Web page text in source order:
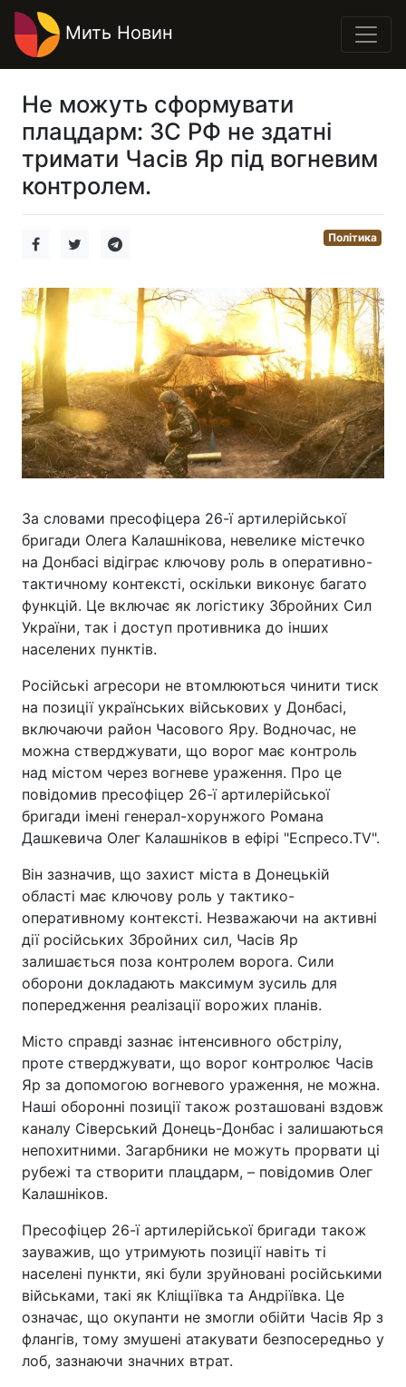
Мить Новин
Не можуть сформувати
плацдарм: ЗС РФ не здатні
тримати Часів Яр під вогневим
контролем.
Політика
За словами пресофіцера 26-ї артилерійської
бригади Олега Калашнікова, невелике містечко
на Донбасі відіграє ключову роль в оперативно-
тактичному контексті, оскільки виконує багато
функцій. Це включає як логістику Збройних Сил
України, так і доступ противника до інших
населених пунктів.
Російські агресори не втомлюються чинити тиск
на позиції українських військових у Донбасі,
включаючи район Часового Яру. Водночас, не
можна стверджувати, що ворог має контроль
над містом через вогневе ураження. Про це
повідомив пресофіцер 26-ї артилерійської
бригади імені генерал-хорунжого Романа
Дашкевича Олег Калашніков в ефірі "Еспресо.TV".
Він зазначив, що захист міста в Донецькій
області має ключову роль у тактико-
оперативному контексті. Незважаючи на активні
дії російських Збройних сил, Часів Яр
залишається поза контролем ворога. Сили
оборони докладають максимум зусиль для
попередження реалізації ворожих планів.
Місто справді зазнає інтенсивного обстрілу,
проте стверджувати, що ворог контролює Часів
Яр за допомогою вогневого ураження, не можна.
Наші оборонні позиції також розташовані вздовж
каналу Сіверський Донець-Донбас і залишаються
непохитними. Загарбники не можуть прорвати ці
рубежі та створити плацдарм, – повідомив Олег
Калашніков.
Пресофіцер 26-ї артилерійської бригади також
зауважив, що утримують позиції навіть ті
населені пункти, які були зруйновані російськими
військами, такі як Кліщіївка та Андріївка. Це
означає, що окупанти не змогли обійти Часів Яр з
флангів, тому змушені атакувати безпосередньо у
лоб, зазнаючи значних втрат.